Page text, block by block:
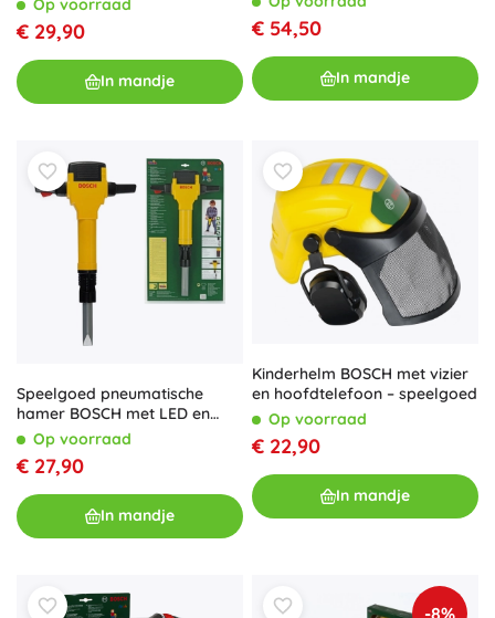
€ 29,90
In mandje
+ 2 autootjes
€ 54,50
In mandje
Speelgoed pneumatische
hamer BOSCH met LED en
geluid van Klein
Op voorraad
€ 27,90
In mandje
Kinderhelm BOSCH met vizier
en hoofdtelefoon – speelgoed
Op voorraad
€ 22,90
In mandje
-8%